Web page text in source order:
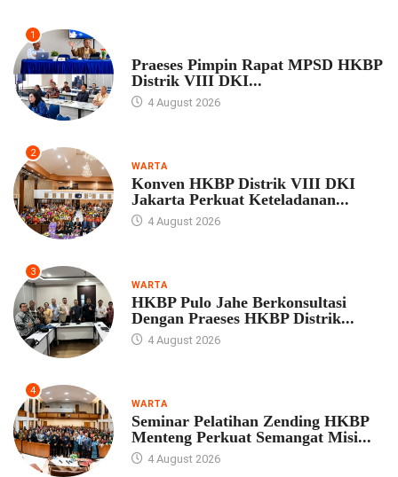
1
Praeses Pimpin Rapat MPSD HKBP
Distrik VIII DKI...
4 August 2026
2
WARTA
Konven HKBP Distrik VIII DKI
Jakarta Perkuat Keteladanan...
4 August 2026
3
WARTA
HKBP Pulo Jahe Berkonsultasi
Dengan Praeses HKBP Distrik...
4 August 2026
4
WARTA
Seminar Pelatihan Zending HKBP
Menteng Perkuat Semangat Misi...
4 August 2026